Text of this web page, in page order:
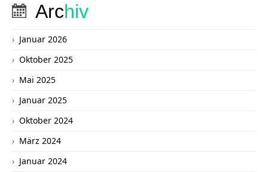
Archiv
Januar 2026
Oktober 2025
Mai 2025
Januar 2025
Oktober 2024
März 2024
Januar 2024